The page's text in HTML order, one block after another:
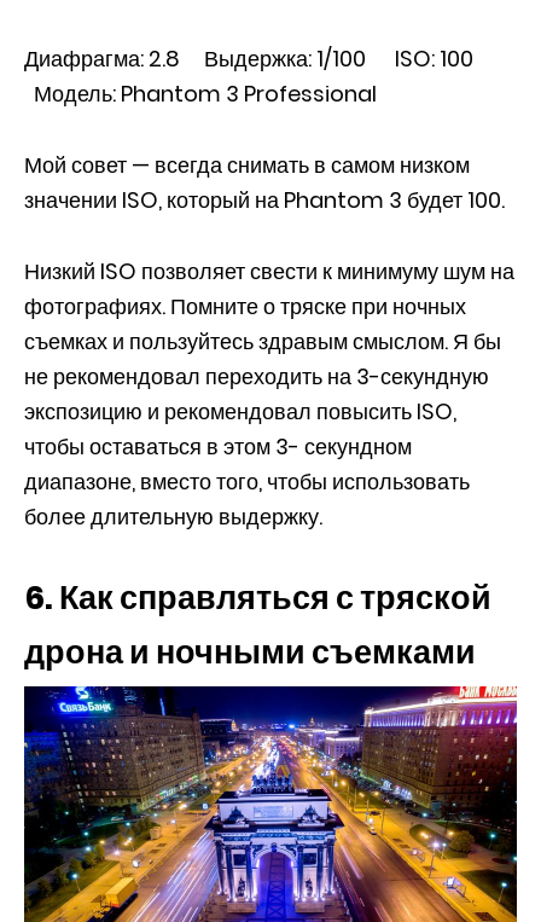
Диафрагма: 2.8 Выдержка: 1/100 ISO: 100
Модель: Phantom 3 Professional
Мой совет — всегда снимать в самом низком
значении ISO, который на Phantom 3 будет 100.
Низкий ISO позволяет свести к минимуму шум на
фотографиях. Помните о тряске при ночных
съемках и пользуйтесь здравым смыслом. Я бы
не рекомендовал переходить на 3-секундную
экспозицию и рекомендовал повысить ISO,
чтобы оставаться в этом 3- секундном
диапазоне, вместо того, чтобы использовать
более длительную выдержку.
6. Как справляться с тряской
дрона и ночными съемками